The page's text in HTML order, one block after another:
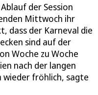
der Session
Mittwoch ihr
dass der Karneval die
sind auf der
Woche zu Woche
nach der langen
wieder fröhlich, sagte